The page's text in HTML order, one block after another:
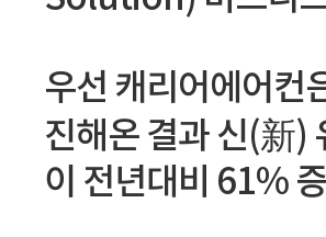
우선 캐리어에어컨
진해온 결과 신(新)
이 전년대비 61%